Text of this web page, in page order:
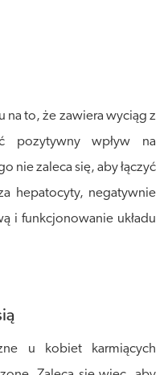
na to, że zawiera wyciąg z
pozytywny wpływ na
nie zaleca się, aby łączyć
hepatocyty, negatywnie
i funkcjonowanie układu
u kobiet karmiących